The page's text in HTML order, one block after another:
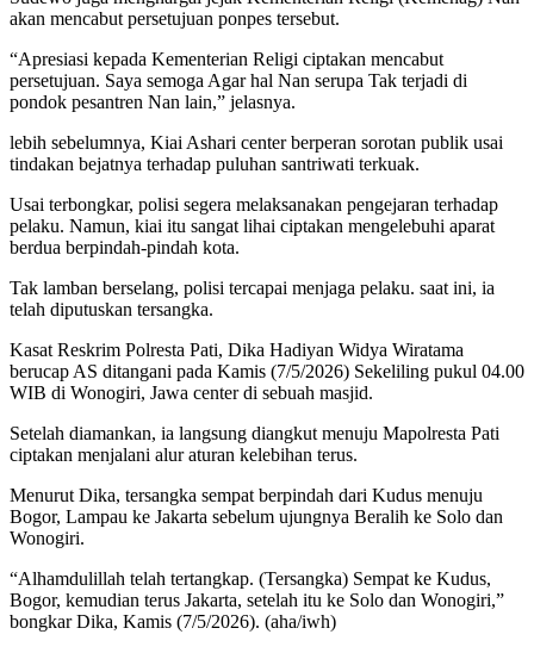
akan mencabut persetujuan ponpes tersebut.
“Apresiasi kepada Kementerian Religi ciptakan mencabut
persetujuan. Saya semoga Agar hal Nan serupa Tak terjadi di
pondok pesantren Nan lain,” jelasnya.
lebih sebelumnya, Kiai Ashari center berperan sorotan publik usai
tindakan bejatnya terhadap puluhan santriwati terkuak.
Usai terbongkar, polisi segera melaksanakan pengejaran terhadap
pelaku. Namun, kiai itu sangat lihai ciptakan mengelebuhi aparat
berdua berpindah-pindah kota.
Tak lamban berselang, polisi tercapai menjaga pelaku. saat ini, ia
telah diputuskan tersangka.
Kasat Reskrim Polresta Pati, Dika Hadiyan Widya Wiratama
berucap AS ditangani pada Kamis (7/5/2026) Sekeliling pukul 04.00
WIB di Wonogiri, Jawa center di sebuah masjid.
Setelah diamankan, ia langsung diangkut menuju Mapolresta Pati
ciptakan menjalani alur aturan kelebihan terus.
Menurut Dika, tersangka sempat berpindah dari Kudus menuju
Bogor, Lampau ke Jakarta sebelum ujungnya Beralih ke Solo dan
Wonogiri.
“Alhamdulillah telah tertangkap. (Tersangka) Sempat ke Kudus,
Bogor, kemudian terus Jakarta, setelah itu ke Solo dan Wonogiri,”
bongkar Dika, Kamis (7/5/2026). (aha/iwh)